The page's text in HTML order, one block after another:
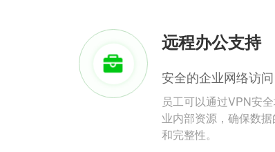
远程办公支持
安全的企业网络访问
员工可以通过VPN安
业内部资源，确保数
和完整性。